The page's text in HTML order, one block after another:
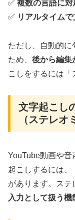
✅ 複数の言語に
✅ リアルタイム
ただし、自動的
ため、 後から編集
こしをするには「
文字起こし
（ステレオ
YouTube動画や
起こしするには
があります。ステ
入力として扱う機